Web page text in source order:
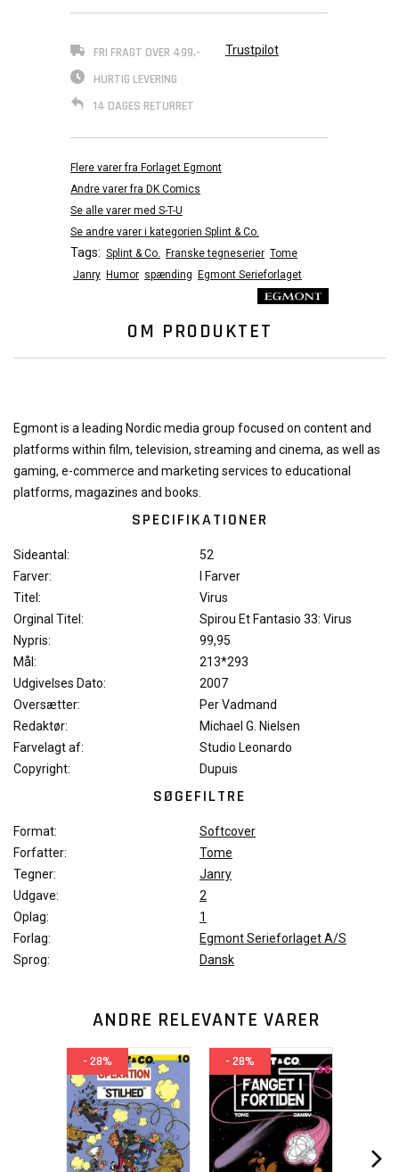
FRI FRAGT OVER 499,-
HURTIG LEVERING
14 DAGES RETURRET
Trustpilot
Flere varer fra Forlaget Egmont
Andre varer fra DK Comics
Se alle varer med S-T-U
Se andre varer i kategorien Splint & Co.
Tags: Splint & Co. Franske tegneserier Tome
Janry Humor spænding Egmont Serieforlaget
OM PRODUKTET
Egmont is a leading Nordic media group focused on content and
platforms within film, television, streaming and cinema, as well as
gaming, e-commerce and marketing services to educational
platforms, magazines and books.
SPECIFIKATIONER
Sideantal:
52
Farver:
I Farver
Titel:
Virus
Orginal Titel:
Spirou Et Fantasio 33: Virus
Nypris:
99,95
Mål:
213*293
Udgivelses Dato:
2007
Oversætter:
Per Vadmand
Redaktør:
Michael G. Nielsen
Farvelagt af:
Studio Leonardo
Copyright:
Dupuis
SØGEFILTRE
Format:
Softcover
Forfatter:
Tome
Tegner:
Janry
Udgave:
2
Oplag:
1
Forlag:
Egmont Serieforlaget A/S
Sprog:
Dansk
ANDRE RELEVANTE VARER
- 28% - 28%